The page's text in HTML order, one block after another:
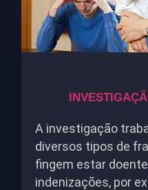
A investigação
diversos tipos de
fingem estar
indenizações, por